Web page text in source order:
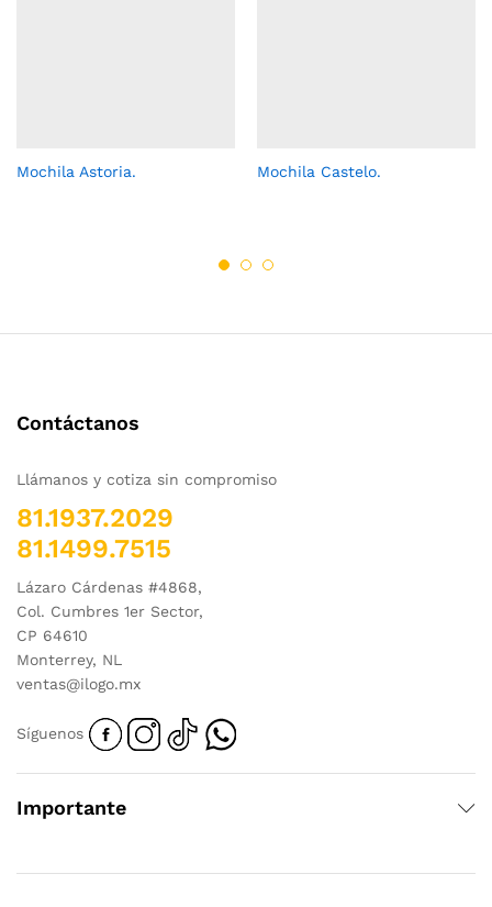
Mochila Astoria. Mochila Castelo.
Contáctanos
Llámanos y cotiza sin compromiso
81.1937.2029
81.1499.7515
Lázaro Cárdenas #4868,
Col. Cumbres 1er Sector,
CP 64610
Monterrey, NL
ventas@ilogo.mx
Síguenos
Importante